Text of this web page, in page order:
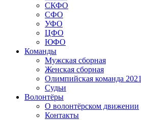
СКФО
СФО
УФО
ЦФО
ЮФО
Команды
Мужская сборная
Женская сборная
Олимпийская команда 2021
Судьи
Волонтёры
О волонтёрском движении
Контакты